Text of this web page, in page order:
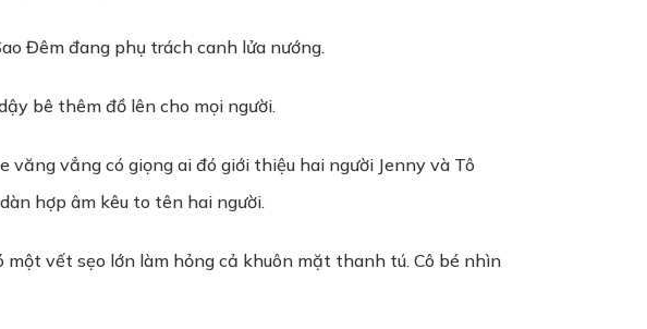
Đêm đang phụ trách canh lửa nướng.
bê thêm đồ lên cho mọi người.
vẳng có giọng ai đó giới thiệu hai người Jenny và Tô
hợp âm kêu to tên hai người.
vết sẹo lớn làm hỏng cả khuôn mặt thanh tú. Cô bé nhìn